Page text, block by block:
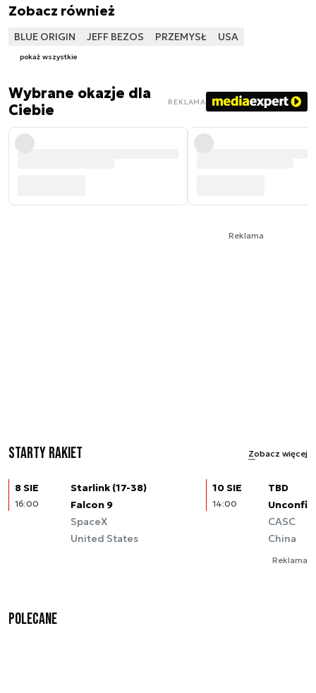
Zobacz również
BLUE ORIGIN JEFF BEZOS PRZEMYSŁ USA
pokaż wszystkie
Wybrane okazje dla
Ciebie
REKLAMA
Reklama
Starty rakiet Zobacz więcej
8 SIE
16:00
Starlink (17-38)
Falcon 9
SpaceX
United States
10 SIE
14:00
TBD
CASC
China
Reklama
Polecane